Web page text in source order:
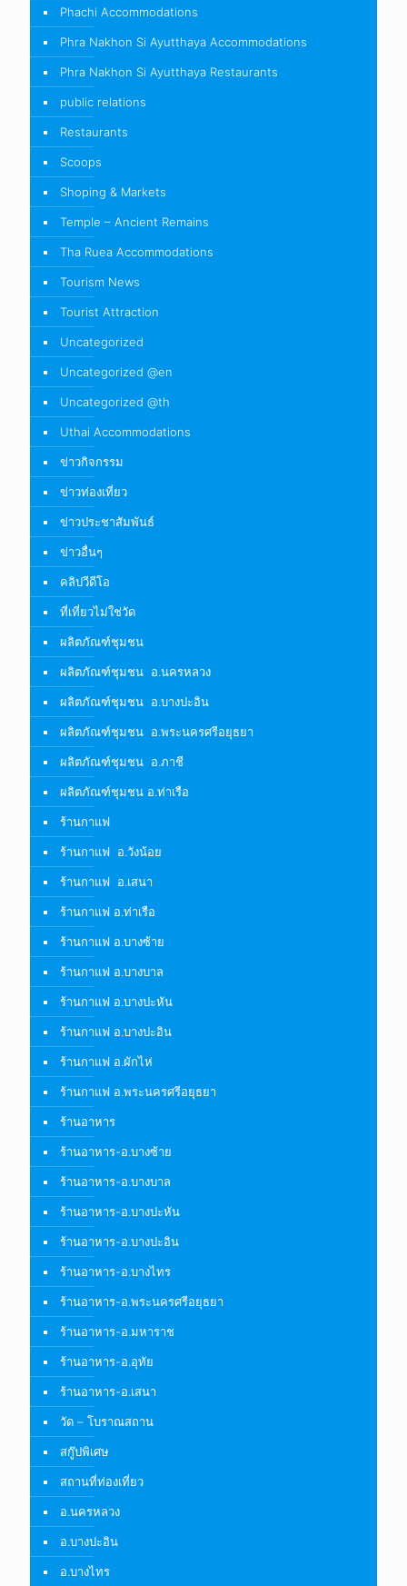
Phachi Accommodations
Phra Nakhon Si Ayutthaya Accommodations
Phra Nakhon Si Ayutthaya Restaurants
public relations
Restaurants
Scoops
Shoping & Markets
Temple – Ancient Remains
Tha Ruea Accommodations
Tourism News
Tourist Attraction
Uncategorized
Uncategorized @en
Uncategorized @th
Uthai Accommodations
ข่าวกิจกรรม
ข่าวท่องเที่ยว
ข่าวประชาสัมพันธ์
ข่าวอื่นๆ
คลิปวีดีโอ
ที่เที่ยวไม่ใช่วัด
ผลิตภัณฑ์ชุมชน
ผลิตภัณฑ์ชุมชน อ.นครหลวง
ผลิตภัณฑ์ชุมชน อ.บางปะอิน
ผลิตภัณฑ์ชุมชน อ.พระนครศรีอยุธยา
ผลิตภัณฑ์ชุมชน อ.ภาชี
ผลิตภัณฑ์ชุมชน อ.ท่าเรือ
ร้านกาแฟ
ร้านกาแฟ อ.วังน้อย
ร้านกาแฟ อ.เสนา
ร้านกาแฟ อ.ท่าเรือ
ร้านกาแฟ อ.บางซ้าย
ร้านกาแฟ อ.บางบาล
ร้านกาแฟ อ.บางปะหัน
ร้านกาแฟ อ.บางปะอิน
ร้านกาแฟ อ.ผักไห่
ร้านกาแฟ อ.พระนครศรีอยุธยา
ร้านอาหาร
ร้านอาหาร-อ.บางซ้าย
ร้านอาหาร-อ.บางบาล
ร้านอาหาร-อ.บางปะหัน
ร้านอาหาร-อ.บางปะอิน
ร้านอาหาร-อ.บางไทร
ร้านอาหาร-อ.พระนครศรีอยุธยา
ร้านอาหาร-อ.มหาราช
ร้านอาหาร-อ.อุทัย
ร้านอาหาร-อ.เสนา
วัด – โบราณสถาน
สกู๊ปพิเศษ
สถานที่ท่องเที่ยว
อ.นครหลวง
อ.บางปะอิน
อ.บางไทร